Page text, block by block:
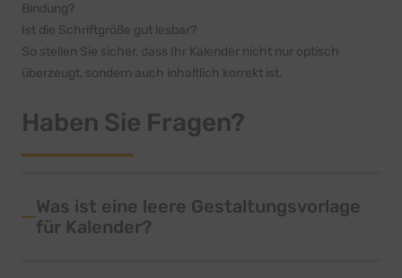
Bindung?
Ist die Schriftgröße gut lesbar?
So stellen Sie sicher, dass Ihr Kalender nicht nur optisch
überzeugt, sondern auch inhaltlich korrekt ist.
Haben Sie Fragen?
Was ist eine leere Gestaltungsvorlage
für Kalender?